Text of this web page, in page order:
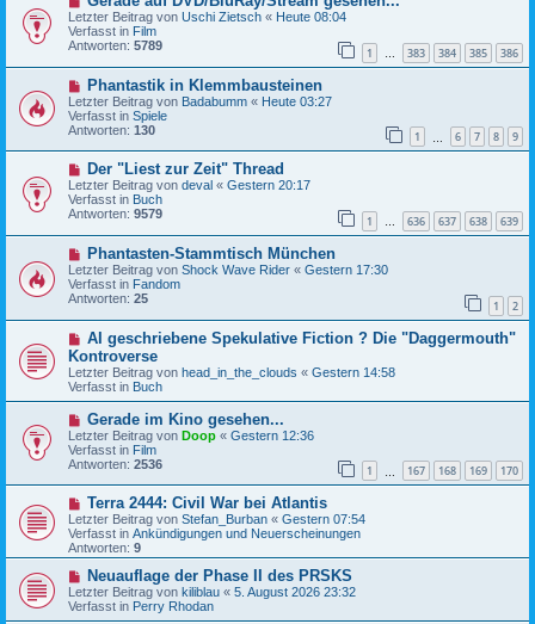
i
t
r
g
e
u
e
r
B
e
i
t
r
g
Letzter Beitrag von Uschi Zietsch « Heute 08:04
Verfasst in Film
Antworten: 5789 1 … 383 384 385 386
N
e
u
e
r
B
i
t
r
g
Phantastik in Klemmbausteinen
Letzter Beitrag von Badabumm « Heute 03:27
Verfasst in Spiele
Antworten: 130 1 6 7 8 9
N
e
u
e
B
i
t
r
g
Der "Liest zur Zeit" Thread
Letzter Beitrag von deval « Gestern 20:17
Verfasst in Buch
Antworten: 9579 1 … 636 637 638 639
N
e
u
e
r
B
e
i
t
r
a
g
Phantasten-Stammtisch München
Letzter Beitrag von Shock Wave Rider « Gestern 17:30
Verfasst in Fandom
Antworten: 25 1 2
N
u
e
r
B
e
i
t
r
AI geschriebene Spekulative Fiction ? Die "Daggermouth"
Kontroverse
Letzter Beitrag von head_in_the_clouds « Gestern 14:58
Verfasst in Buch
N
e
u
e
r
B
e
i
t
r
a
g
Gerade im Kino gesehen...
Letzter Beitrag von Doop « Gestern 12:36
Verfasst in Film
Antworten: 2536 1 167 168 169 170
N
e
u
e
r
B
e
i
t
Terra 2444: Civil War bei Atlantis
Letzter Beitrag von Stefan_Burban « Gestern 07:54
Verfasst in Ankündigungen und Neuerscheinungen
Antworten: 9
N
e
u
Neuauflage der Phase II des PRSKS
Letzter Beitrag von kiliblau « 5. August 2026 23:32
Verfasst in Perry Rhodan